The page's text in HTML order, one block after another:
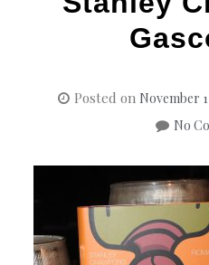
Posted on November
No